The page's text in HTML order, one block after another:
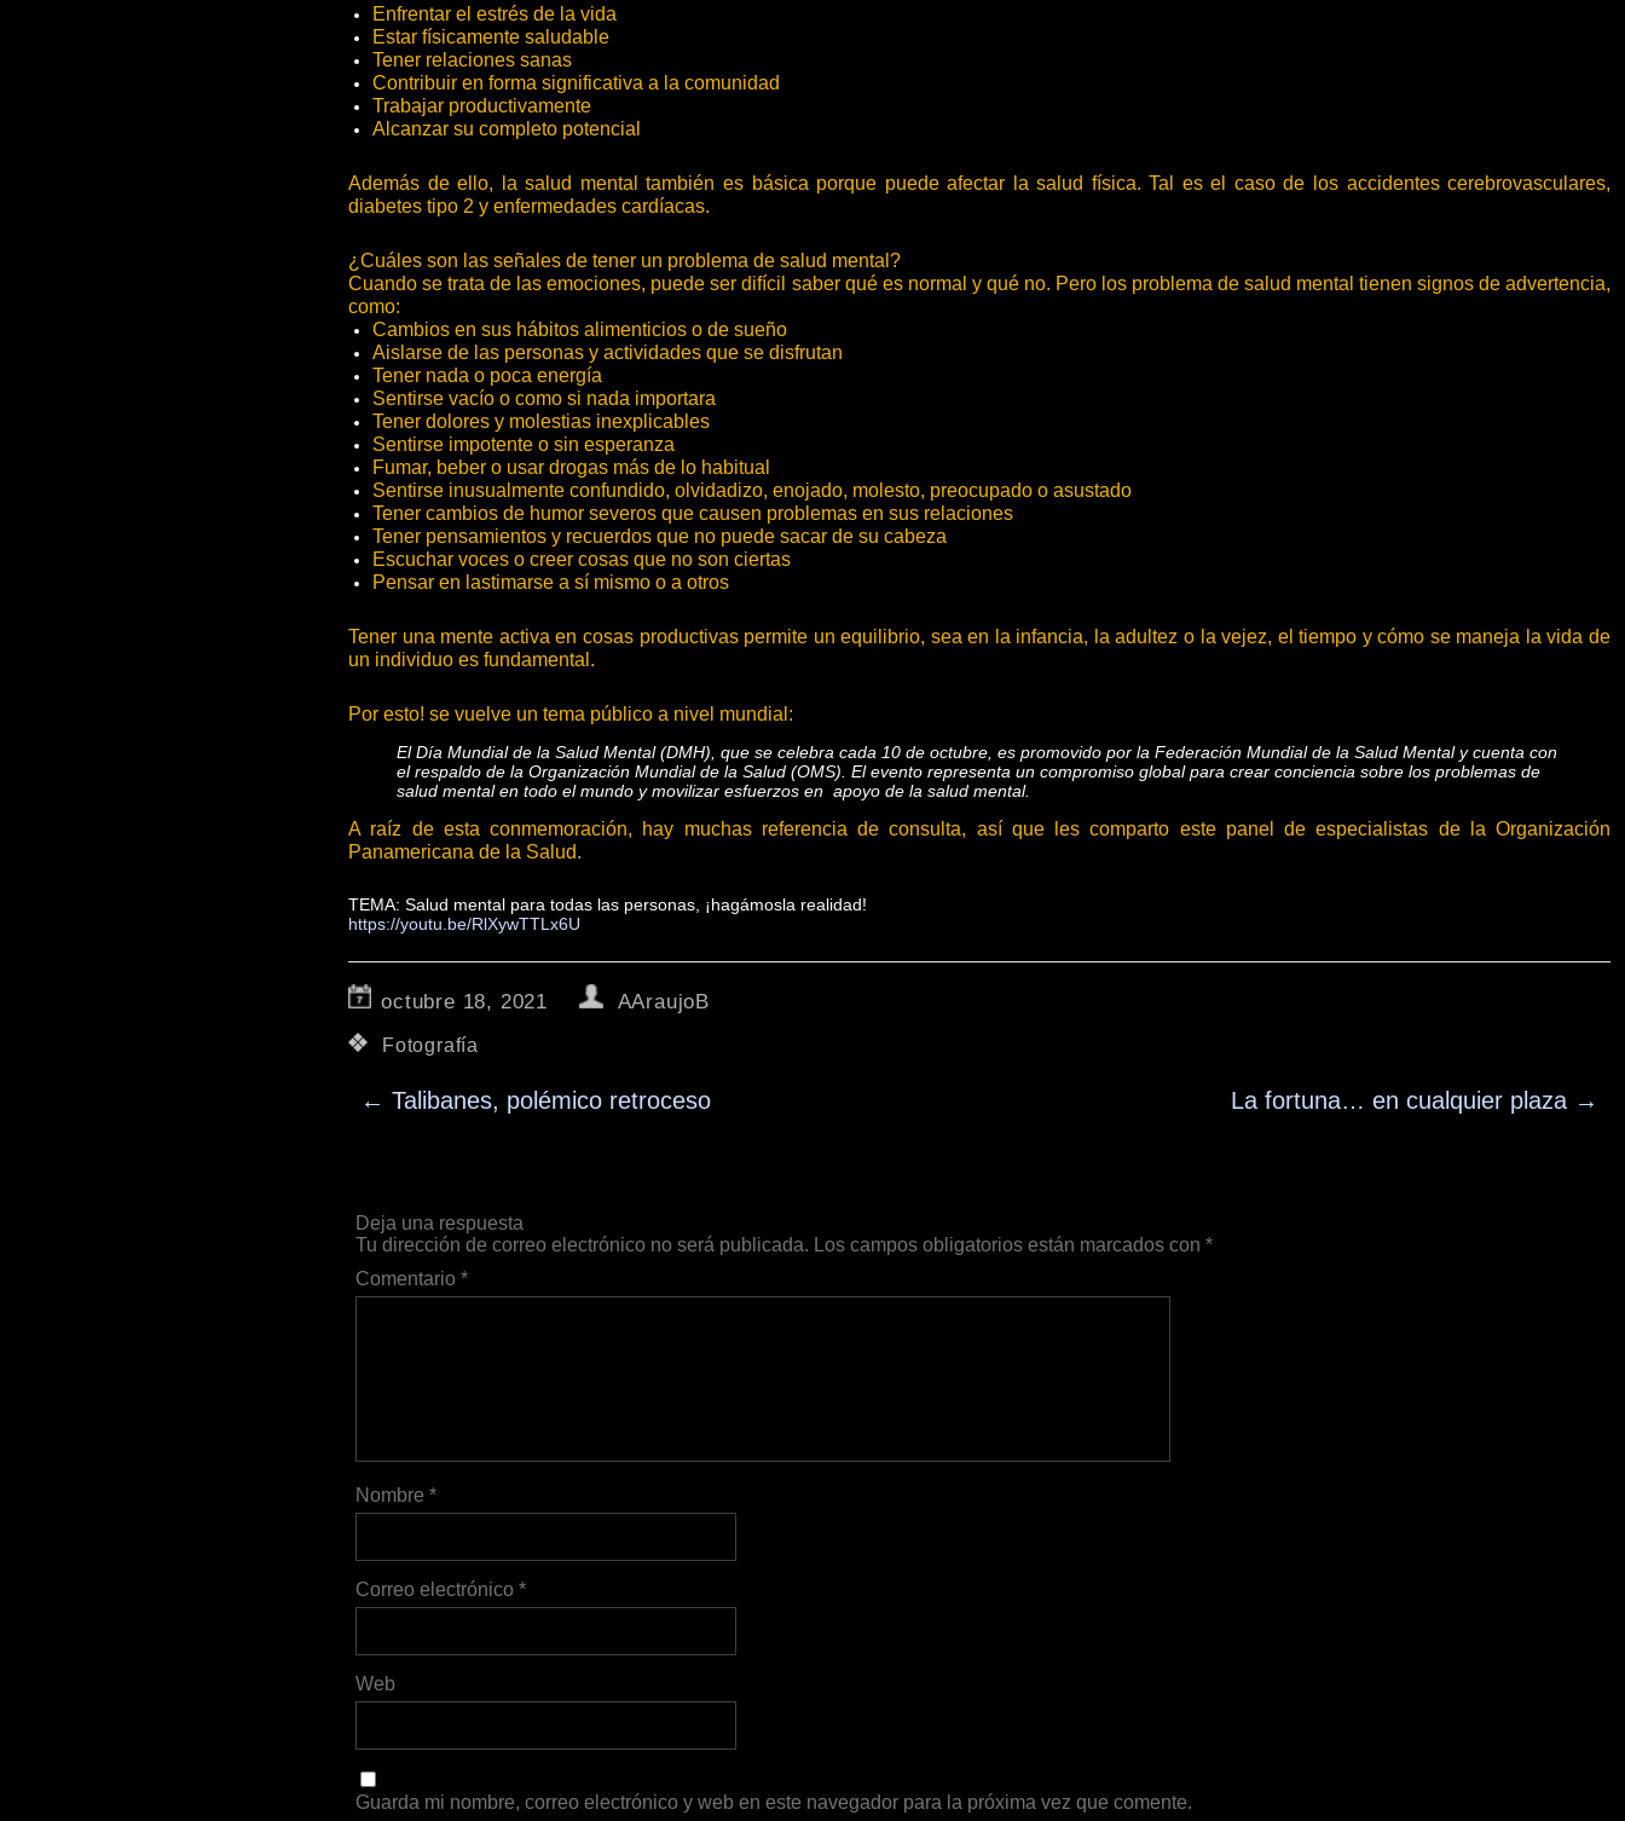
Enfrentar el estrés de la vida
Estar físicamente saludable
Tener relaciones sanas
Contribuir en forma significativa a la comunidad
Trabajar productivamente
Alcanzar su completo potencial
Además de ello, la salud mental también es básica porque puede afectar la salud física. Tal es el caso de los accidentes cerebrovasculares,
diabetes tipo 2 y enfermedades cardíacas.
¿Cuáles son las señales de tener un problema de salud mental?
Cuando se trata de las emociones, puede ser difícil saber qué es normal y qué no. Pero los problema de salud mental tienen signos de advertencia,
como:
Cambios en sus hábitos alimenticios o de sueño
Aislarse de las personas y actividades que se disfrutan
Tener nada o poca energía
Sentirse vacío o como si nada importara
Tener dolores y molestias inexplicables
Sentirse impotente o sin esperanza
Fumar, beber o usar drogas más de lo habitual
Sentirse inusualmente confundido, olvidadizo, enojado, molesto, preocupado o asustado
Tener cambios de humor severos que causen problemas en sus relaciones
Tener pensamientos y recuerdos que no puede sacar de su cabeza
Escuchar voces o creer cosas que no son ciertas
Pensar en lastimarse a sí mismo o a otros
Tener una mente activa en cosas productivas permite un equilibrio, sea en la infancia, la adultez o la vejez, el tiempo y cómo se maneja la vida de
un individuo es fundamental.
Por esto! se vuelve un tema público a nivel mundial:
El Día Mundial de la Salud Mental (DMH), que se celebra cada 10 de octubre, es promovido por la Federación Mundial de la Salud Mental y cuenta con
el respaldo de la Organización Mundial de la Salud (OMS). El evento representa un compromiso global para crear conciencia sobre los problemas de
salud mental en todo el mundo y movilizar esfuerzos en apoyo de la salud mental.
A raíz de esta conmemoración, hay muchas referencia de consulta, así que les comparto este panel de especialistas de la Organización
Panamericana de la Salud.
TEMA: Salud mental para todas las personas, ¡hagámosla realidad!
https://youtu.be/RlXywTTLx6U
octubre 18, 2021 AAraujoB
Fotografía
← Talibanes, polémico retroceso La fortuna… en cualquier plaza →
Deja una respuesta
Tu dirección de correo electrónico no será publicada. Los campos obligatorios están marcados con*
Comentario*
Nombre*
Correo electrónico*
Web
Guarda mi nombre, correo electrónico y web en este navegador para la próxima vez que comente.